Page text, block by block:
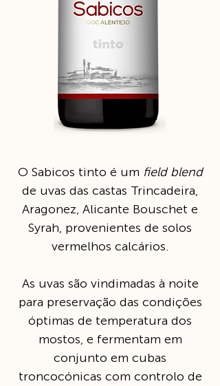
O Sabicos tinto é um field blend
de uvas das castas Trincadeira,
Aragonez, Alicante Bouschet e
Syrah, provenientes de solos
vermelhos calcários.
As uvas são vindimadas à noite
para preservação das condições
óptimas de temperatura dos
mostos, e fermentam em
conjunto em cubas
troncocónicas com controlo de